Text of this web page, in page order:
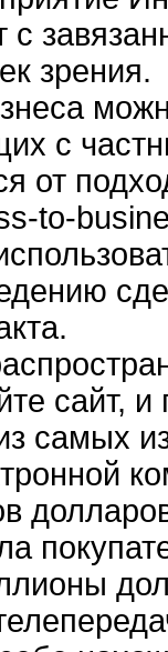
с
зрения.
с
от
to-
сайт, и
самых